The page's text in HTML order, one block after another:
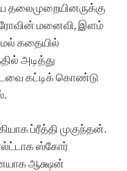
தலைமுறையினருக்கு
ஹீரோவின் மனைவி, இளம்
கதையில்
அடித்து
கட்டிக் கொண்டு
ப்ரீத்தி முகுந்தன்.
ஸ்கோர்
ஆக்ஷன்